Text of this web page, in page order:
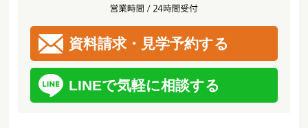
資料請求・見学予約する
LINEで気軽に相談する